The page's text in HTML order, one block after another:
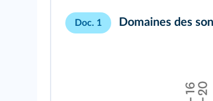
Doc. 1 Domaines des